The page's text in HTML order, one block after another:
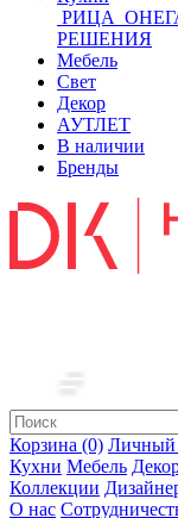
РИЦА
РЕШЕНИЯ
Мебель
Свет
Декор
АУТЛЕТ
В наличии
Бренды
Корзина (0) Личный
Кухни Мебель
Коллекции
О нас